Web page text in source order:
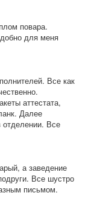
повара.
для меня
Все как
аттестата,
Далее
отделении. Все
а заведение
Все шустро
письмом.